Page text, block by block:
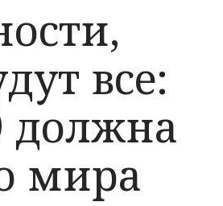
все:
должна
мира